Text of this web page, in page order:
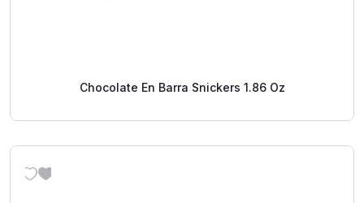
Chocolate En Barra Snickers 1.86 Oz